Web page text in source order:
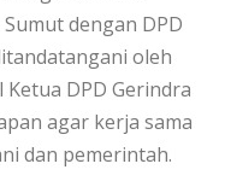
dengan DPD
oleh
DPD Gerindra
agar kerja sama
dan pemerintah.